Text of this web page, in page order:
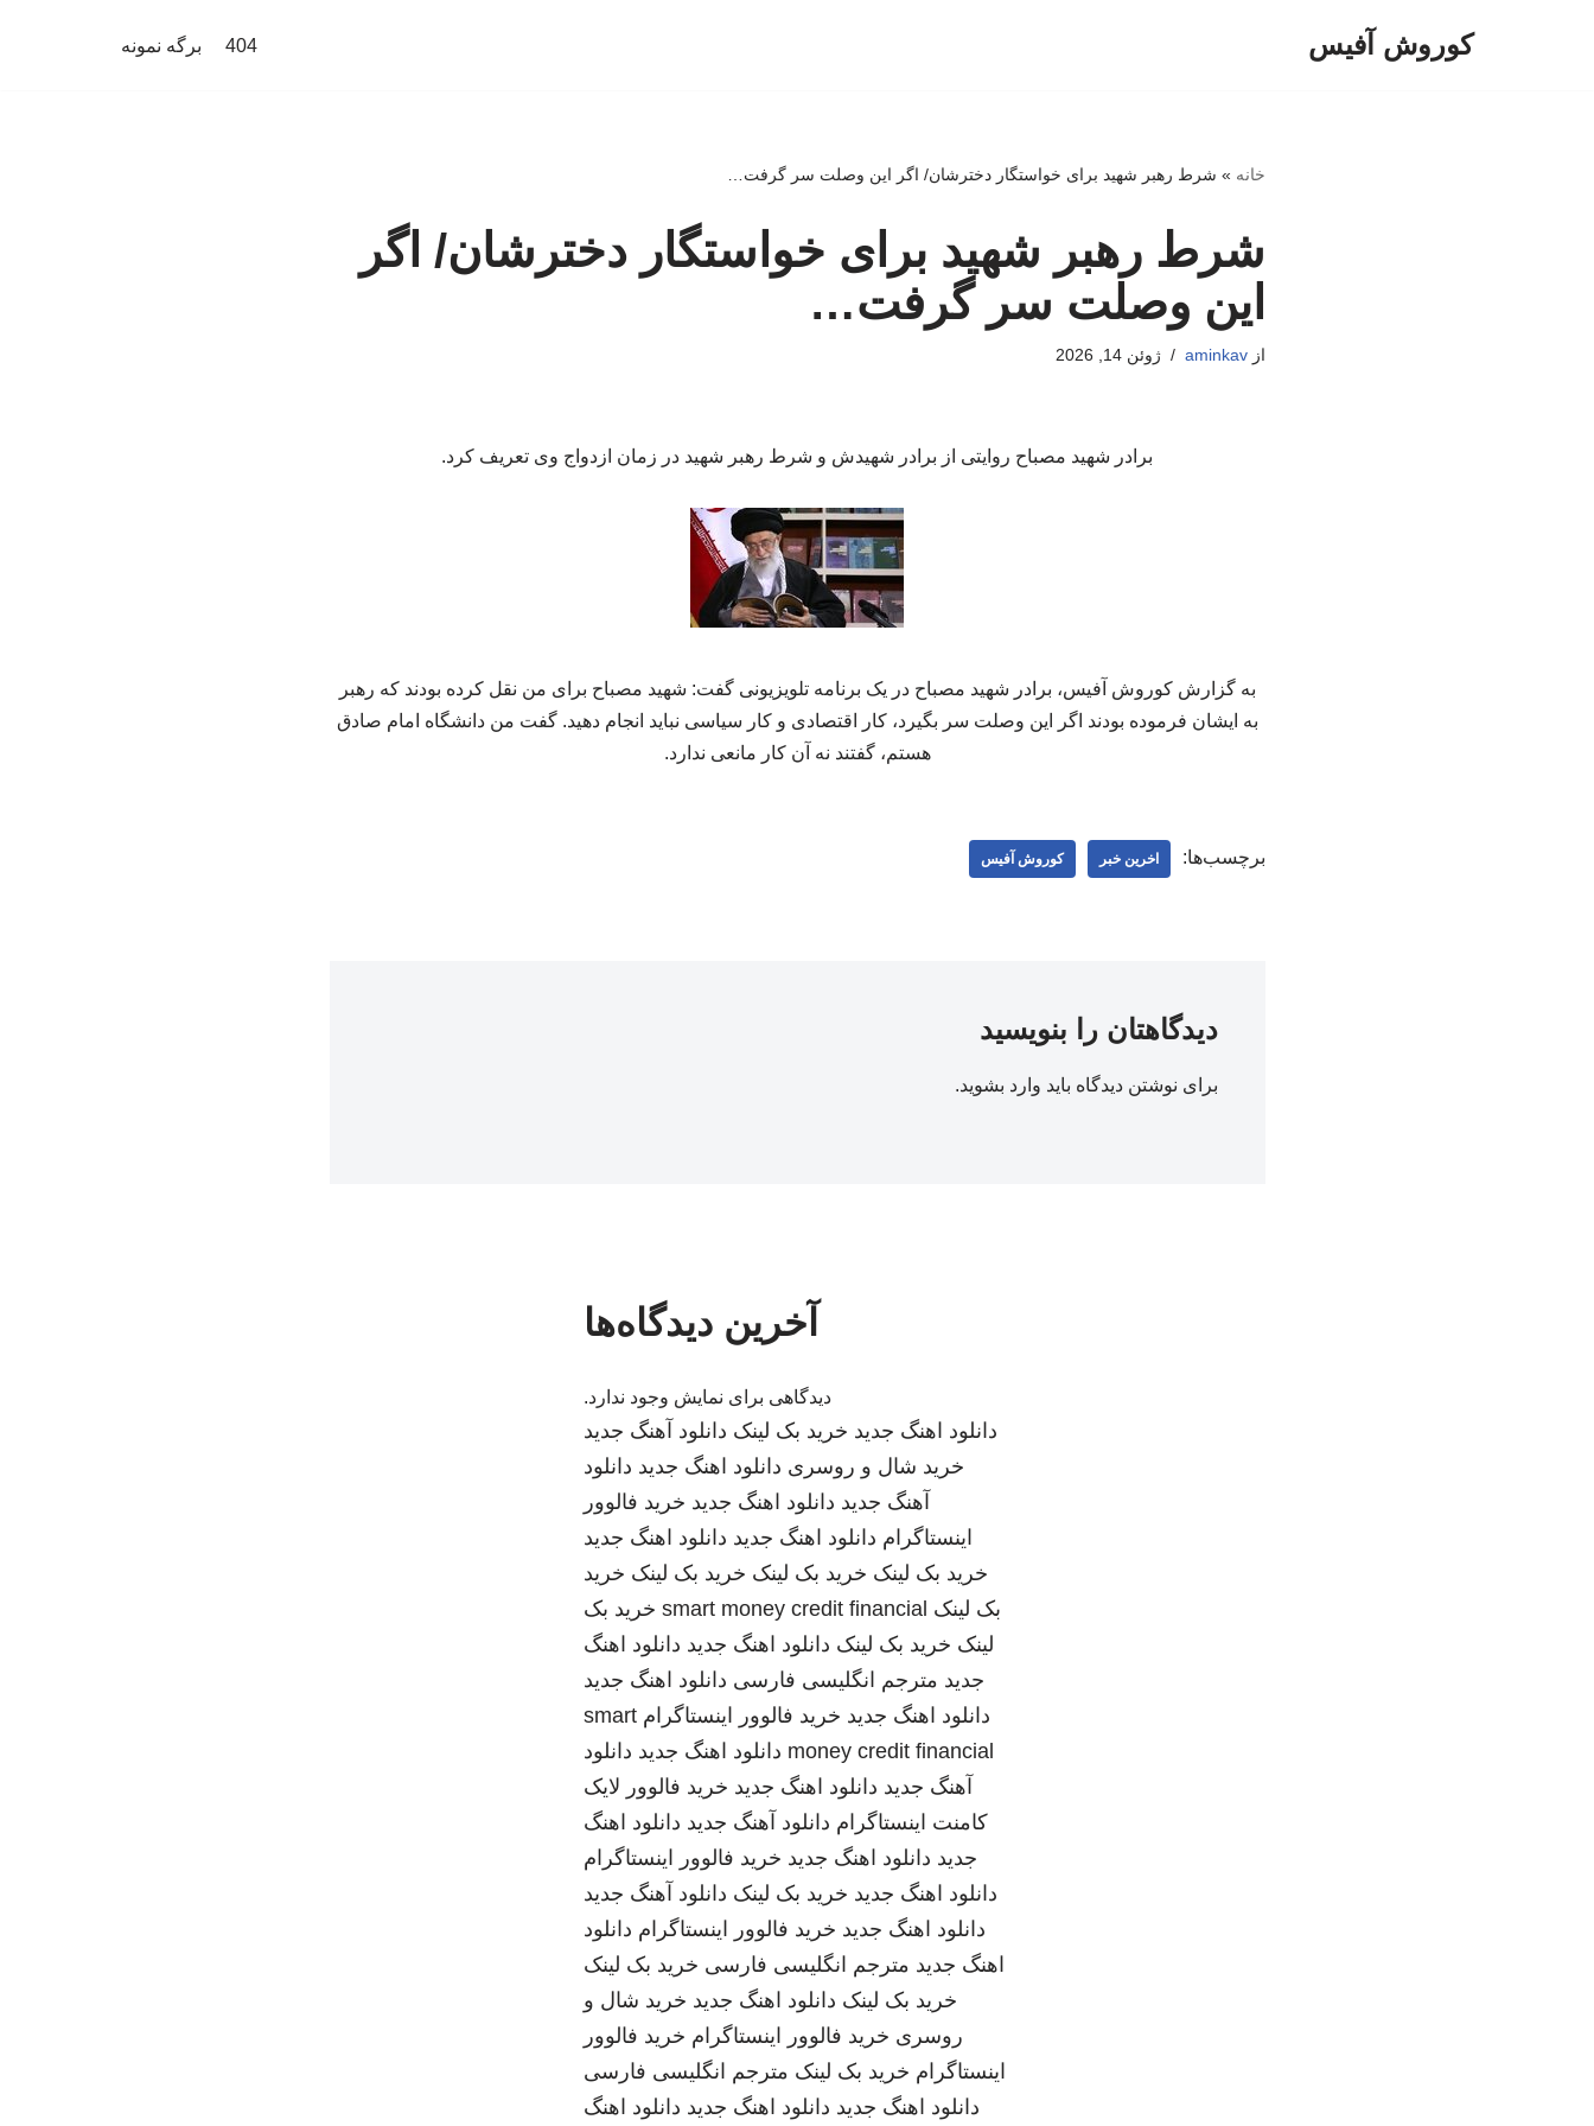
کوروش آفیس 404 برگه نمونه
خانه » شرط رهبر شهید برای خواستگار دخترشان/ اگر این وصلت سر گرفت…
شرط رهبر شهید برای خواستگار دخترشان/ اگر
این وصلت سر گرفت…
ازaminkav ژوئن 14, 2026
برادر شهید مصباح روایتی از برادر شهیدش و شرط رهبر شهید در زمان ازدواج وی تعریف کرد.
به گزارش کوروش آفیس، برادر شهید مصباح در یک برنامه تلویزیونی گفت: شهید مصباح برای من نقل کرده بودند که رهبر
به ایشان فرموده بودند اگر این وصلت سر بگیرد، کار اقتصادی و کار سیاسی نباید انجام دهید. گفت من دانشگاه امام صادق
هستم، گفتند نه آن کار مانعی ندارد.
برچسب‌ها: اخرین خبر کوروش آفیس
دیدگاهتان را بنویسید
برای نوشتن دیدگاه باید وارد بشوید.
آخرین دیدگاه‌ها
دیدگاهی برای نمایش وجود ندارد.
دانلود اهنگ جدید خرید بک لینک دانلود آهنگ جدید
خرید شال و روسری دانلود اهنگ جدید دانلود
آهنگ جدید دانلود اهنگ جدید خرید فالوور
اینستاگرام دانلود اهنگ جدید دانلود اهنگ جدید
خرید بک لینک خرید بک لینک خرید بک لینک خرید
بک لینک smart money credit financial خرید بک
لینک خرید بک لینک دانلود اهنگ جدید دانلود اهنگ
جدید مترجم انگلیسی فارسی دانلود اهنگ جدید
دانلود اهنگ جدید خرید فالوور اینستاگرام smart
money credit financial دانلود اهنگ جدید دانلود
آهنگ جدید دانلود اهنگ جدید خرید فالوور لایک
کامنت اینستاگرام دانلود آهنگ جدید دانلود اهنگ
جدید دانلود اهنگ جدید خرید فالوور اینستاگرام
دانلود اهنگ جدید خرید بک لینک دانلود آهنگ جدید
دانلود اهنگ جدید خرید فالوور اینستاگرام دانلود
اهنگ جدید مترجم انگلیسی فارسی خرید بک لینک
خرید بک لینک دانلود اهنگ جدید خرید شال و
روسری خرید فالوور اینستاگرام خرید فالوور
اینستاگرام خرید بک لینک مترجم انگلیسی فارسی
دانلود اهنگ جدید دانلود اهنگ جدید دانلود اهنگ